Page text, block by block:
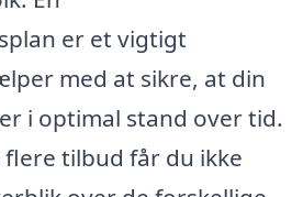
er et vigtigt
med at sikre, at din
i optimal stand over tid.
tilbud får du ikke